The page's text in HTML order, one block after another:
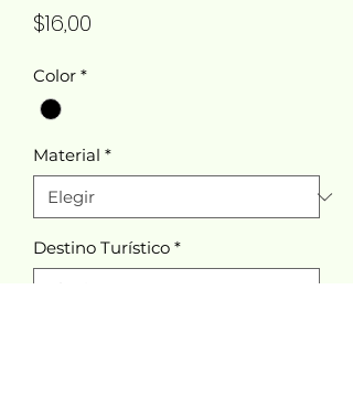
$16,00
Color *
Material *
Destino Turístico *